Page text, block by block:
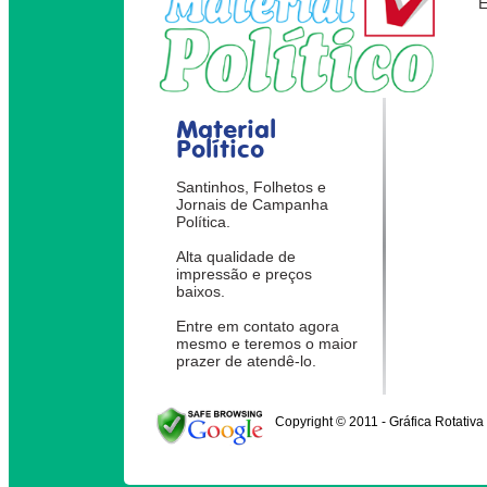
Material
Político
Santinhos, Folhetos e
Jornais de Campanha
Política.
Alta qualidade de
impressão e preços
baixos.
Entre em contato agora
mesmo e teremos o maior
prazer de atendê-lo.
Copyright © 2011 - Gráfica